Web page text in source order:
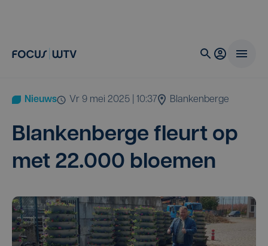
Nieuws vr 9 mei 2025 | 10:37 Blankenberge
Blan­ken­ber­ge fleurt op
met 22.000 bloemen